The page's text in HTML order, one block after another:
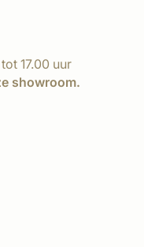
17.00 uur
showroom.